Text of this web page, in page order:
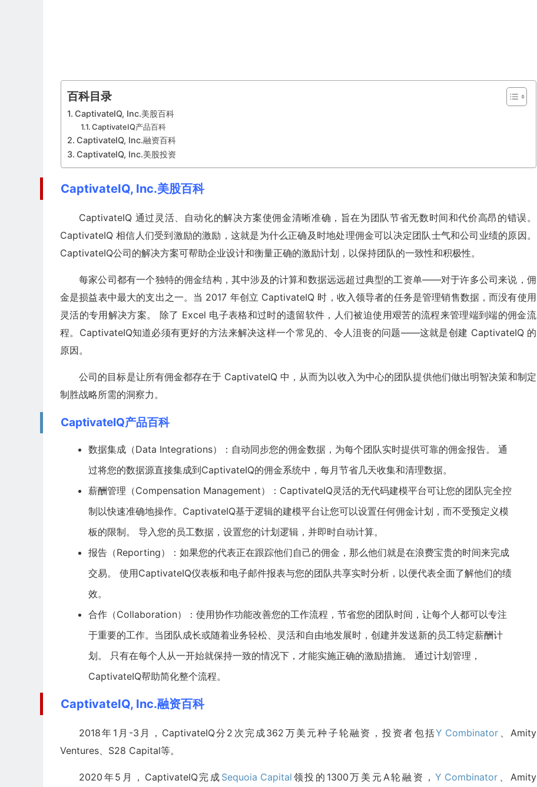
百科目录
CaptivateIQ, Inc.美股百科
CaptivateIQ产品百科
CaptivateIQ, Inc.融资百科
CaptivateIQ, Inc.美股投资
CaptivateIQ, Inc.美股百科
CaptivateIQ 通过灵活、自动化的解决方案使佣金清晰准确，旨在为团队节省无数时间和代价高昂的错误。
CaptivateIQ 相信人们受到激励的激励，这就是为什么正确及时地处理佣金可以决定团队士气和公司业绩的原因。
CaptivateIQ公司的解决方案可帮助企业设计和衡量正确的激励计划，以保持团队的一致性和积极性。
每家公司都有一个独特的佣金结构，其中涉及的计算和数据远远超过典型的工资单——对于许多公司来说，佣
金是损益表中最大的支出之一。当 2017 年创立 CaptivateIQ 时，收入领导者的任务是管理销售数据，而没有使用
灵活的专用解决方案。 除了 Excel 电子表格和过时的遗留软件，人们被迫使用艰苦的流程来管理端到端的佣金流
程。CaptivateIQ知道必须有更好的方法来解决这样一个常见的、令人沮丧的问题——这就是创建 CaptivateIQ 的
原因。
公司的目标是让所有佣金都存在于 CaptivateIQ 中，从而为以收入为中心的团队提供他们做出明智决策和制定
制胜战略所需的洞察力。
CaptivateIQ产品百科
数据集成（Data Integrations）：自动同步您的佣金数据，为每个团队实时提供可靠的佣金报告。 通
过将您的数据源直接集成到CaptivateIQ的佣金系统中，每月节省几天收集和清理数据。
薪酬管理（Compensation Management）：CaptivateIQ灵活的无代码建模平台可让您的团队完全控
制以快速准确地操作。CaptivateIQ基于逻辑的建模平台让您可以设置任何佣金计划，而不受预定义模
板的限制。 导入您的员工数据，设置您的计划逻辑，并即时自动计算。
报告（Reporting）：如果您的代表正在跟踪他们自己的佣金，那么他们就是在浪费宝贵的时间来完成
交易。 使用CaptivateIQ仪表板和电子邮件报表与您的团队共享实时分析，以便代表全面了解他们的绩
效。
合作（Collaboration）：使用协作功能改善您的工作流程，节省您的团队时间，让每个人都可以专注
于重要的工作。当团队成长或随着业务轻松、灵活和自由地发展时，创建并发送新的员工特定薪酬计
划。 只有在每个人从一开始就保持一致的情况下，才能实施正确的激励措施。 通过计划管理，
CaptivateIQ帮助简化整个流程。
CaptivateIQ, Inc.融资百科
2018年1月-3月，CaptivateIQ分2次完成362万美元种子轮融资，投资者包括Y Combinator 、Amity
Ventures、S28 Capital等。
2020年5月，CaptivateIQ完成 Sequoia Capital 领投的1300万美元A轮融资，Y Combinator 、Amity